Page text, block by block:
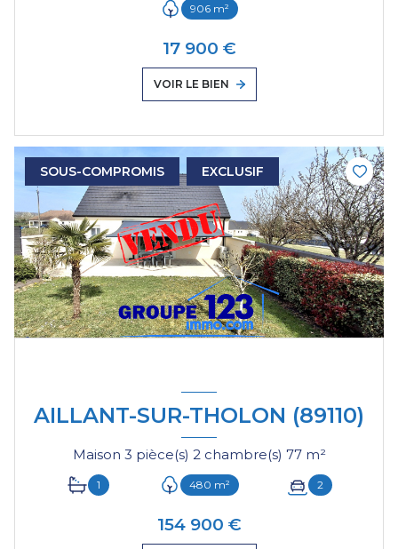
906 m²
17 900 €
VOIR LE BIEN
SOUS-COMPROMIS EXCLUSIF
AILLANT-SUR-THOLON (89110)
Maison 3 pièce(s) 2 chambre(s) 77 m²
1 480 m² 2
154 900 €